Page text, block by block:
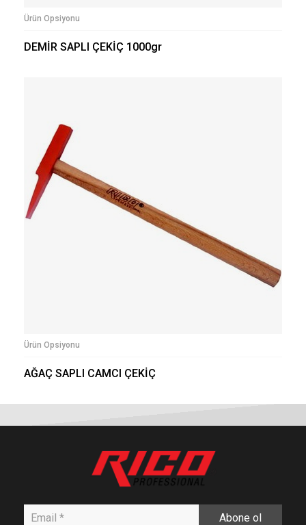
Ürün Opsiyonu
DEMİR SAPLI ÇEKİÇ 1000gr
Ürün Opsiyonu
AĞAÇ SAPLI CAMCI ÇEKİÇ
Abone ol